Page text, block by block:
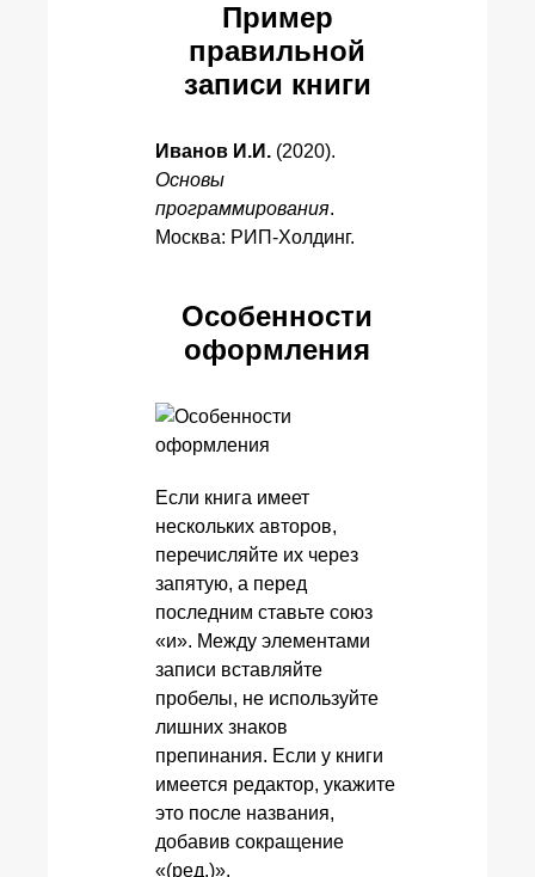
Пример
правильной
записи книги
Иванов И.И. (2020).
Основы
программирования.
Москва: РИП-Холдинг.
Особенности
оформления
Если книга имеет
нескольких авторов,
перечисляйте их через
запятую, а перед
последним ставьте союз
«и». Между элементами
записи вставляйте
пробелы, не используйте
лишних знаков
препинания. Если у книги
имеется редактор, укажите
это после названия,
добавив сокращение
«(ред.)».